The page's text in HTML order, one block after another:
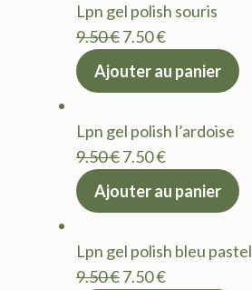
9.50 €.7.50 €.
Lpn gel polish souris
9.50€Le
prix
9.50 €.
7.50€Le
actuel
7.50 €.
Ajouter au panier
Lpn gel polish l’ardoise
9.50€Le
prix
9.50 €.
7.50€Le
actuel
7.50 €.
Ajouter au panier
Lpn gel polish bleu pastel
9.50€Le
7.50€Le